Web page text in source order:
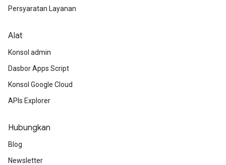
Persyaratan Layanan
Alat
Konsol admin
Dasbor Apps Script
Konsol Google Cloud
APIs Explorer
Hubungkan
Blog
Newsletter